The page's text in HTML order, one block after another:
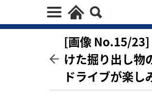
[画像 No.15/
けた掘り出し物
ドライブが楽し